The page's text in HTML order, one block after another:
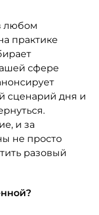
любом
практике
сфере
сценарий дня и
и за
не просто
разовый